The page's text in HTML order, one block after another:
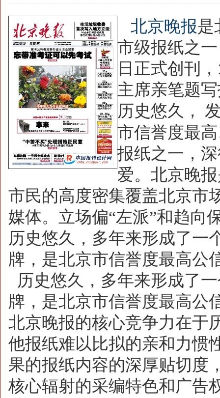
北京晚报是
市级报纸之
日正式创刊，
主席亲笔题
历史悠久，
市信誉度最
报纸之一，
爱。北京晚
市民的高度密集覆盖北京市
媒体。立场偏“左派”和趋向
历史悠久，多年来形成了一
牌，是北京市信誉度最高公
历史悠久，多年来形成了
牌，是北京市信誉度最高公
北京晚报的核心竞争力在于
他报纸难以比拟的亲和力惯
果的报纸内容的深厚贴切度
核心辐射的采编特色和广告